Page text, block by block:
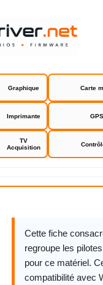
Graphique Carte
Imprimante GPS
TV
Acquisition
Linksys WUSB6400M
Cette fiche
regroupe les
pour ce matériel.
compatibilité avec